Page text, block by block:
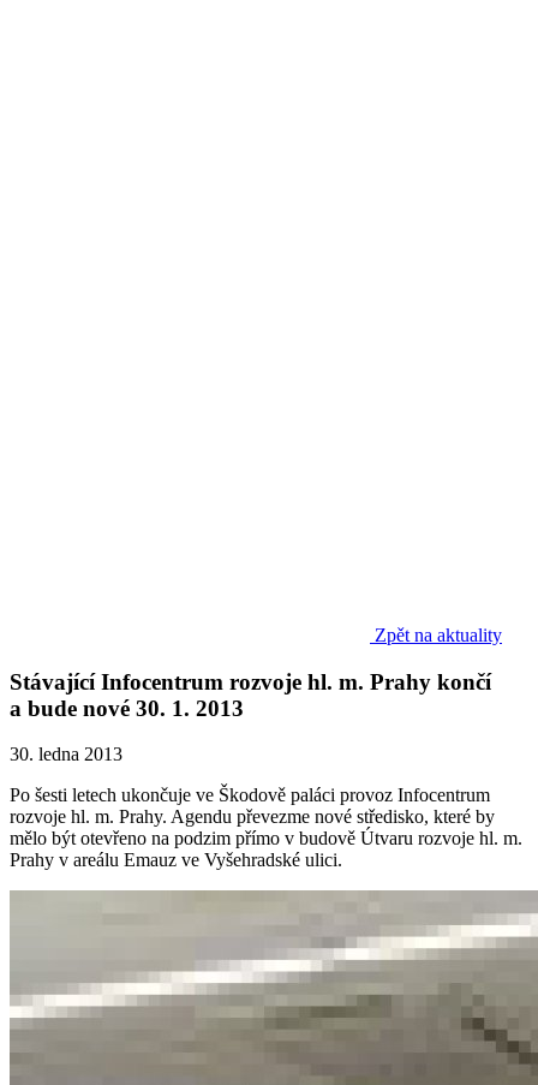
Zpět na aktuality
Stávající Infocentrum rozvoje hl. m. Prahy končí
a bude nové 30. 1. 2013
30. ledna 2013
Po šesti letech ukončuje ve Škodově paláci provoz Infocentrum
rozvoje hl. m. Prahy. Agendu převezme nové středisko, které by
mělo být otevřeno na podzim přímo v budově Útvaru rozvoje hl. m.
Prahy v areálu Emauz ve Vyšehradské ulici.